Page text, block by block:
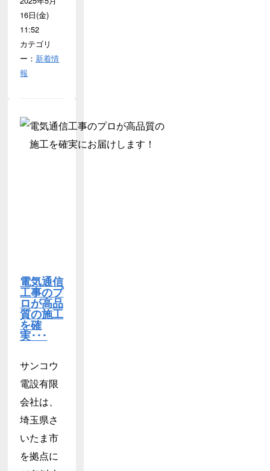
16日(金)
11:52
カテゴリ
ー： 新着情
報
電気通信
工事のプ
ロが高品
質の施工
を確
実･･･
サンコウ
電設有限
会社は、
埼玉県さ
いたま市
を拠点に